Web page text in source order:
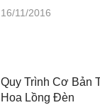
16/11/2016
Quy Trình Cơ Bản
Hoa Lồng Đèn